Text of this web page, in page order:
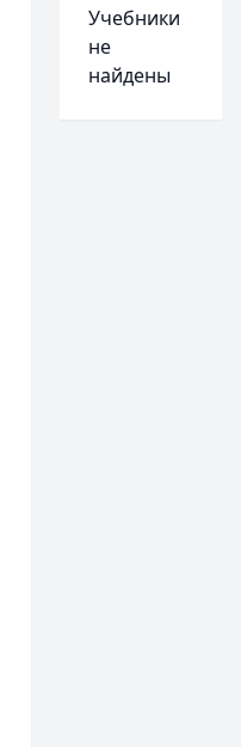
Учебники
не
найдены